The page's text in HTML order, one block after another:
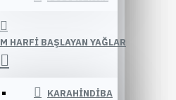
M HARFI BAŞLAYAN YAĞLAR
KARAHINDIBA